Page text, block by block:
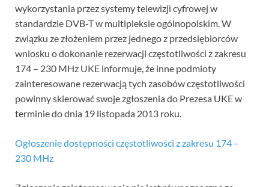
wykorzystania przez systemy telewizji cyfrowej w
standardzie DVB-T w multipleksie ogólnopolskim. W
związku ze złożeniem przez jednego z przedsiębiorców
wniosku o dokonanie rezerwacji częstotliwości z zakresu
174 – 230 MHz UKE informuje, że inne podmioty
zainteresowane rezerwacją tych zasobów częstotliwości
powinny skierować swoje zgłoszenia do Prezesa UKE w
terminie do dnia 19 listopada 2013 roku.
Ogłoszenie dostępności częstotliwości z zakresu 174 –
230 MHz